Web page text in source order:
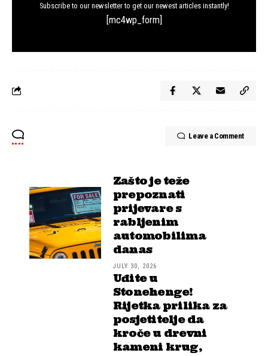
Subscribe to our newsletter to get our newest articles instantly!
[mc4wp_form]
Leave a Comment
Zašto je teže
prepoznati
prijevare s
rabljenim
automobilima
danas
JULY 30, 2026
Uđite u
Stonehenge!
Rijetka prilika za
posjetitelje da
kroče u drevni
kameni krug,